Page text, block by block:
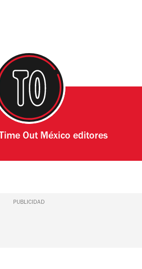
Time Out México editores
PUBLICIDAD